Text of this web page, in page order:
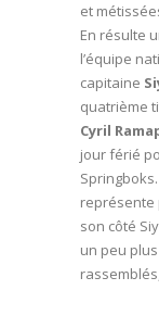
et
En résulte
l’équipe
capitaine
quatrième
Cyril
jour férié
représente
son côté
un peu